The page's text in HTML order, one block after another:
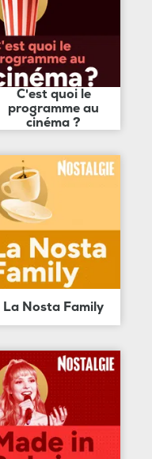
C'est quoi le
programme au
cinéma ?
La Nosta Family